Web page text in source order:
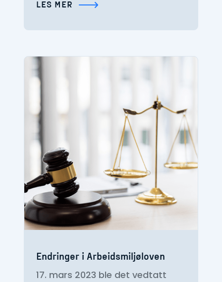
LES MER
Endringer i Arbeidsmiljøloven
17. mars 2023 ble det vedtatt